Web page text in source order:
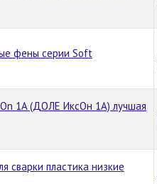
фены серии Soft
1A (ДОЛЕ ИксОн 1А) лучшая
сварки пластика низкие